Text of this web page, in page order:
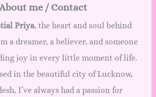
me / Contact
Priya, the heart and soul behind
a dreamer, a believer, and someone
joy in every little moment of life.
in the beautiful city of Lucknow,
I’ve always had a passion for